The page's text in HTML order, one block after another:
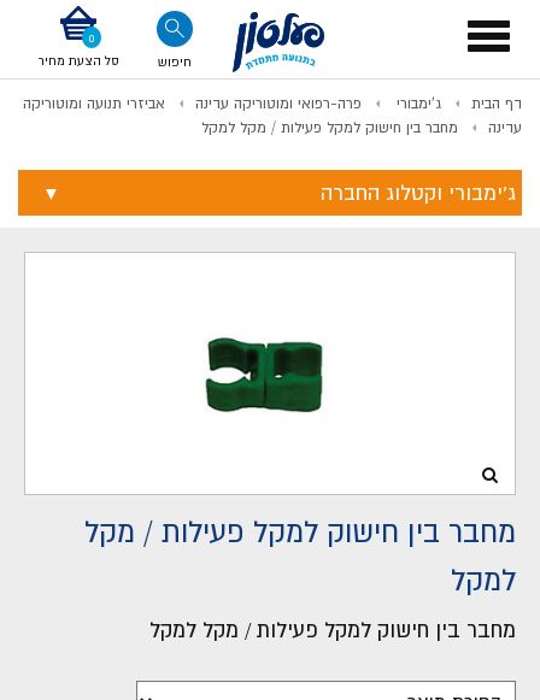
Toggle
navigation
חיפוש סל הצעת מחיר
דף הבית ג'ימבורי פרה-רפואי ומוטוריקה עדינה
אביזרי תנועה ומוטוריקה
עדינה
מחבר בין חישוק למקל פעילות / מקל למקל
ג'ימבורי וקטלוג החברה
מחבר בין חישוק למקל פעילות / מקל
למקל
מחבר בין חישוק למקל פעילות / מקל למקל